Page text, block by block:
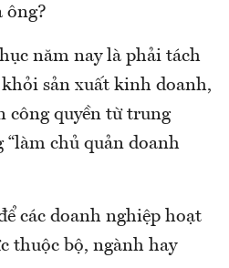
ông?
năm nay là phải tách
sản xuất kinh doanh,
công quyền từ trung
“làm chủ quản doanh
các doanh nghiệp hoạt
thuộc bộ, ngành hay